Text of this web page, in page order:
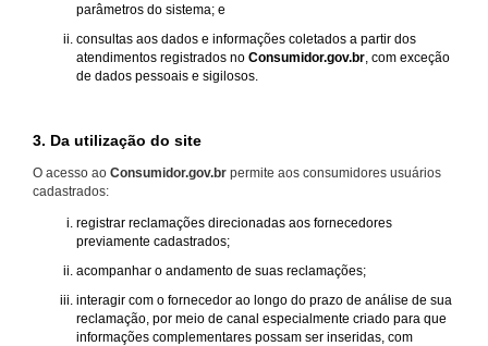
parâmetros do sistema; e
consultas aos dados e informações coletados a partir dos
atendimentos registrados no Consumidor.gov.br , com exceção
de dados pessoais e sigilosos.
3. Da utilização do site
O acesso ao Consumidor.gov.br permite aos consumidores usuários
cadastrados:
registrar reclamações direcionadas aos fornecedores
previamente cadastrados;
acompanhar o andamento de suas reclamações;
interagir com o fornecedor ao longo do prazo de análise de sua
reclamação, por meio de canal especialmente criado para que
informações complementares possam ser inseridas, com